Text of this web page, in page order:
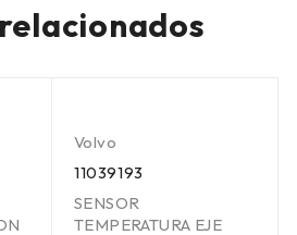
Volvo
11039193
SENSOR
TEMPERATURA EJE